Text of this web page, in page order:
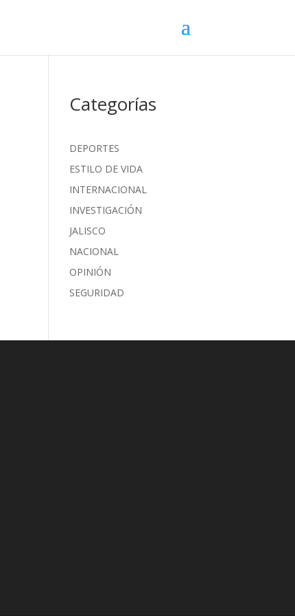
Categorías
DEPORTES
ESTILO DE VIDA
INTERNACIONAL
INVESTIGACIÓN
JALISCO
NACIONAL
OPINIÓN
SEGURIDAD